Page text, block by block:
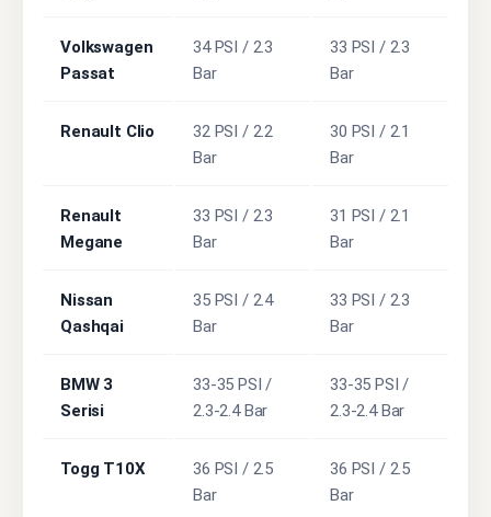
Volkswagen
Passat
34 PSI / 2.3
Bar
33 PSI / 2.3
Bar
Renault Clio
32 PSI / 2.2
Bar
30 PSI / 2.1
Bar
Renault
Megane
33 PSI / 2.3
Bar
31 PSI / 2.1
Bar
Nissan
Qashqai
35 PSI / 2.4
Bar
33 PSI / 2.3
Bar
BMW 3
Serisi
33-35 PSI /
2.3-2.4 Bar
33-35 PSI /
2.3-2.4 Bar
Togg T10X
36 PSI / 2.5
Bar
36 PSI / 2.5
Bar